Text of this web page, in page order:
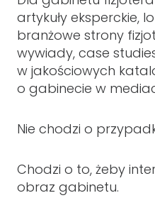
artykuły eksperckie,
branżowe strony
wywiady, case
w jakościowych
o gabinecie w
Nie chodzi o
Chodzi o to, żeby
obraz gabinetu.